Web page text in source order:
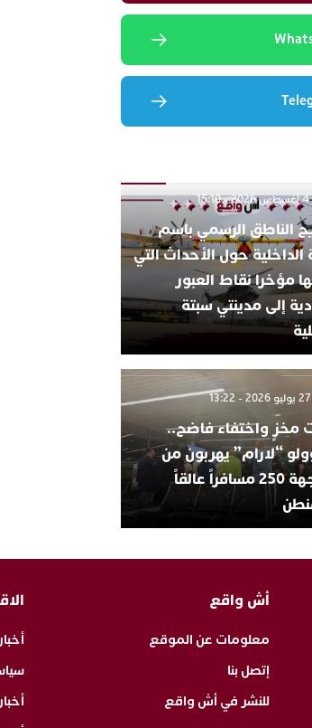
الناطق الرسمي باسم
الداخلية حول الأحداث التي
مؤخرا نقاط العبور
إلى مدينتي سبتة
واختفاء فاضح..
“لارام” يهربون من
مواجهة 250 مسافراً عالقاً
أش واقع
معلومات عن الموقع
إتصل بنا
للنشر في أش واقع